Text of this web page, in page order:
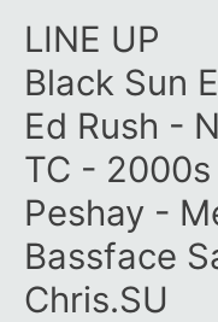
LINE UP
Black Sun
Ed Rush -
TC -
Peshay -
Bassface
Chris.SU